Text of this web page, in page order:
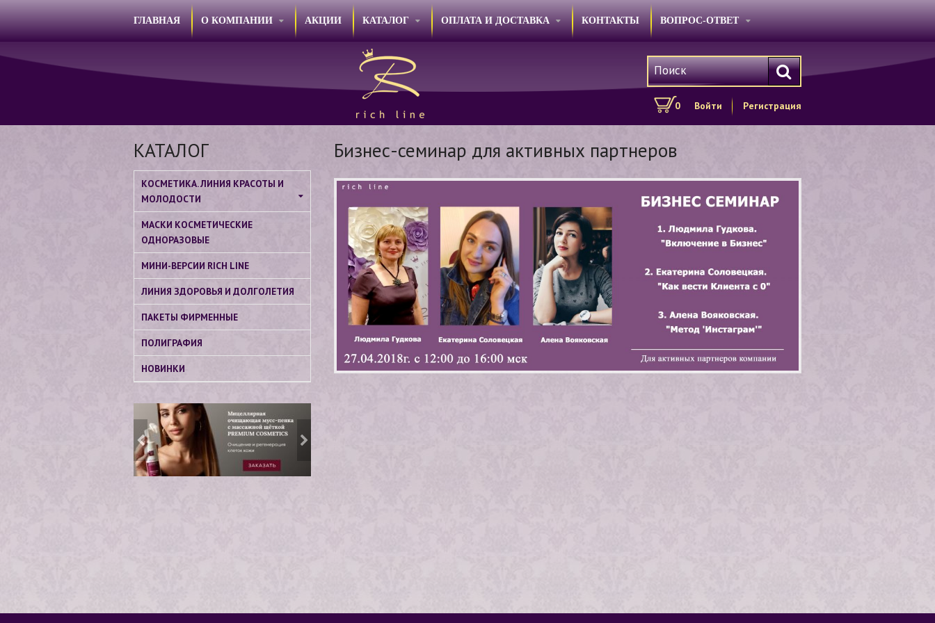
ГЛАВНАЯ О КОМПАНИИ АКЦИИ КАТАЛОГ ОПЛАТА И ДОСТАВКА КОНТАКТЫ ВОПРОС-ОТВЕТ
0 Войти Регистрация
Бизнес-семинар для активных партнеров
КАТАЛОГ
КОСМЕТИКА. ЛИНИЯ КРАСОТЫ И
МОЛОДОСТИ
МАСКИ КОСМЕТИЧЕСКИЕ
ОДНОРАЗОВЫЕ
МИНИ-ВЕРСИИ RICH LINE
ЛИНИЯ ЗДОРОВЬЯ И ДОЛГОЛЕТИЯ
ПАКЕТЫ ФИРМЕННЫЕ
ПОЛИГРАФИЯ
НОВИНКИ